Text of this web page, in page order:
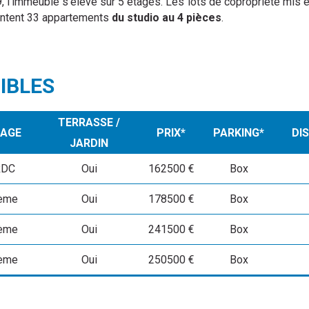
33 appartements du studio au 4 pièces.
TERRASSE /
JARDIN
PRIX* PARKING*
Oui 162500 € Box
Oui 178500 € Box
Oui 241500 € Box
Oui 250500 € Box